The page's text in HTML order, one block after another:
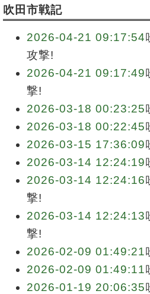
吹田市戦記
2026-04-21 09:17:54
攻撃!
2026-04-21 09:17:49
撃!
2026-03-18 00:23:25
2026-03-18 00:22:45
2026-03-15 17:36:09
2026-03-14 12:24:19
2026-03-14 12:24:16
撃!
2026-03-14 12:24:13
撃!
2026-02-09 01:49:21
2026-02-09 01:49:11
2026-01-19 20:06:35